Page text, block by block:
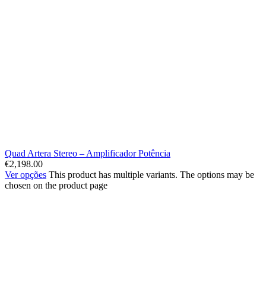
Quad Artera Stereo – Amplificador Potência
€2,198.00
Ver opções This product has multiple variants. The options may be
chosen on the product page